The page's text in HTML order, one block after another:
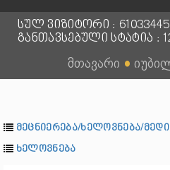
სულ ვიზიტორი :
განთავსებული სტატია :
მთავარი ●
მეცნიერება/ხელოვნება/
ხელოვნება